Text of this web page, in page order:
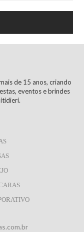
de 15 anos, criando
eventos e brindes